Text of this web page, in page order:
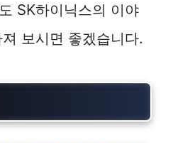
SK하이닉스의 이야
보시면 좋겠습니다.